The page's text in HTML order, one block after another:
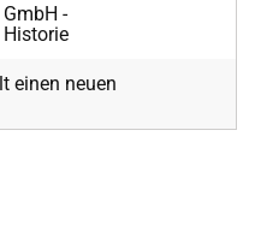
-
einen neuen